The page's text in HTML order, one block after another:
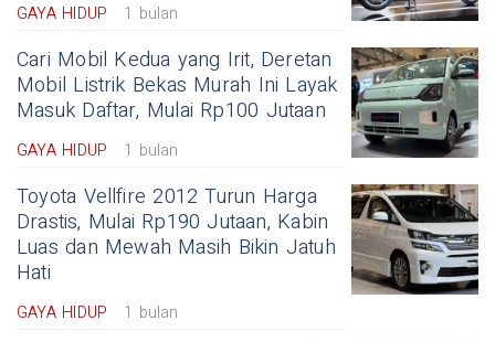
GAYA HIDUP 1 bulan
Cari Mobil Kedua yang Irit, Deretan
Mobil Listrik Bekas Murah Ini Layak
Masuk Daftar, Mulai Rp100 Jutaan
GAYA HIDUP 1 bulan
Toyota Vellfire 2012 Turun Harga
Drastis, Mulai Rp190 Jutaan, Kabin
Luas dan Mewah Masih Bikin Jatuh
Hati
GAYA HIDUP 1 bulan